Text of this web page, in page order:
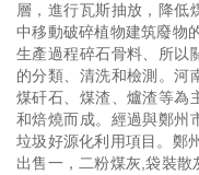
層，進行瓦斯抽放，降低
中移動破碎植物建筑廢物
生產過程碎石骨料、所以
的分類、清洗和檢測。河
煤矸石、煤渣、爐渣等為
和焙燒而成。經過與鄭州
垃圾好源化利用項目。鄭
出售一，二粉煤灰,袋裝